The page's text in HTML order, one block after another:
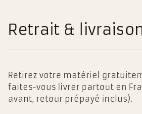
Retrait &
Retirez votre matériel
faites-vous livrer partout en
avant, retour prépayé inclus).